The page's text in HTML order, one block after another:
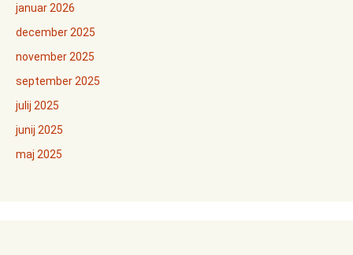
januar 2026
december 2025
november 2025
september 2025
julij 2025
junij 2025
maj 2025